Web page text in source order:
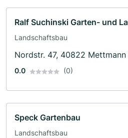
Ralf Suchinski Garten- und
Landschaftsbau
Nordstr. 47, 40822 Mettmann
0.0 (0)
Speck Gartenbau
Landschaftsbau